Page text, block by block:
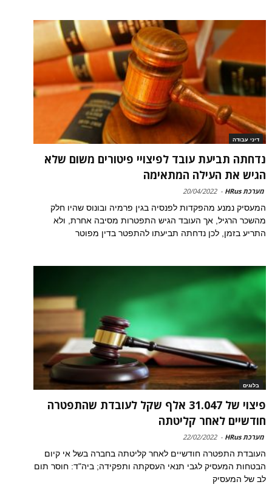
דיני עבודה
נדחתה תביעת עובד לפיצויי פיטורים משום שלא
הגיש את העילה המתאימה
מערכת HRus -
20/04/2022
המעסיק נמנע מהפקדות לפנסיה בגין פרמיה ובונוס שהיו חלק
מהשכר הרגיל, אך העובד הגיש התפטרות מסיבה אחרת, ולא
התריע בזמן, לכן נדחתה תביעתו להתפטר בדין מפוטר
בלוגים
פיצוי של 31.047 אלף שקל לעובדת שהתפטרה
חודשיים לאחר קליטתה
מערכת HRus -
22/02/2022
העובדת התפטרה חודשיים לאחר קליטתה בחברה בשל אי קיום
הבטחות המעסיק לגבי תנאי העסקתה ותפקידה; ביה"ד: חוסר תום
לב של המעסיק